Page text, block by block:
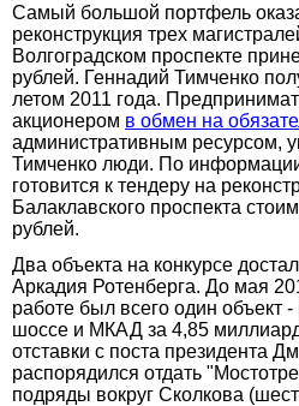
Самый большой портфель
реконструкция трех
Волгоградском проспекте
рублей. Геннадий Тимченко
летом 2011 года.
акционером в обмен на
административным ресурсом,
Тимченко люди. По
готовится к тендеру на
Балаклавского проспекта
рублей.
Два объекта на конкурсе
Аркадия Ротенберга. До мая
работе был всего один объект -
шоссе и МКАД за 4,85
отставки с поста президента
распорядился отдать
подряды вокруг Сколкова